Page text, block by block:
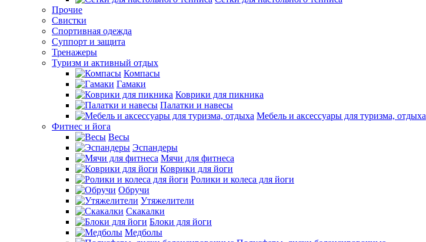
Прочие
Свистки
Спортивная одежда
Суппорт и защита
Тренажеры
Туризм и активный отдых
Компасы
Гамаки
Коврики для пикника
Палатки и навесы
Мебель и аксессуары для туризма, отдыха
Фитнес и йога
Весы
Эспандеры
Мячи для фитнеса
Коврики для йоги
Ролики и колеса для йоги
Обручи
Утяжелители
Скакалки
Блоки для йоги
Медболы